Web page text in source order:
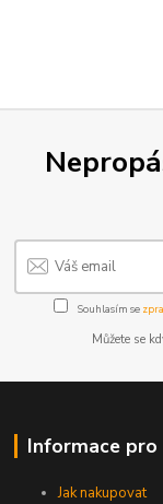
Souhlasím se
Můžete se
Informace pro
Jak nakupovat